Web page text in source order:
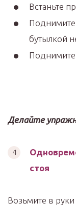
Встаньте
Поднимите
бутылкой
Поднимите
Делайте
стоя
Возьмите в руки